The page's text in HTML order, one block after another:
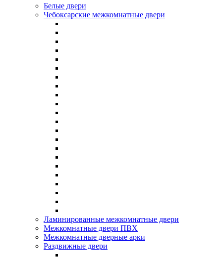
Белые двери
Чебоксарские межкомнатные двери
Ламинированные межкомнатные двери
Межкомнатные двери ПВХ
Межкомнатные дверные арки
Раздвижные двери